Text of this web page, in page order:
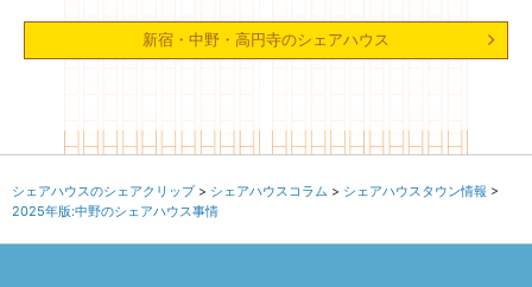
新宿・中野・高円寺のシェアハウス
シェアハウスのシェアクリップ シェアハウスコラム
シェアハウスタウン情報
2025年版:中野のシェアハウス事情